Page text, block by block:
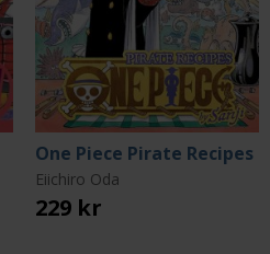
One Piece Pirate Recipes
Eiichiro Oda
229 kr